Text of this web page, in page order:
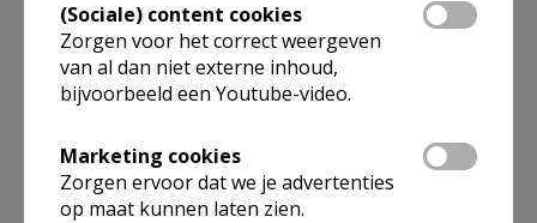
(Sociale) content cookies
Zorgen voor het correct weergeven
van al dan niet externe inhoud,
bijvoorbeeld een Youtube-video.
Marketing cookies
Zorgen ervoor dat we je advertenties
op maat kunnen laten zien.